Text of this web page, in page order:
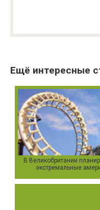
Ещё интересные
В Великобритании
экстремальные